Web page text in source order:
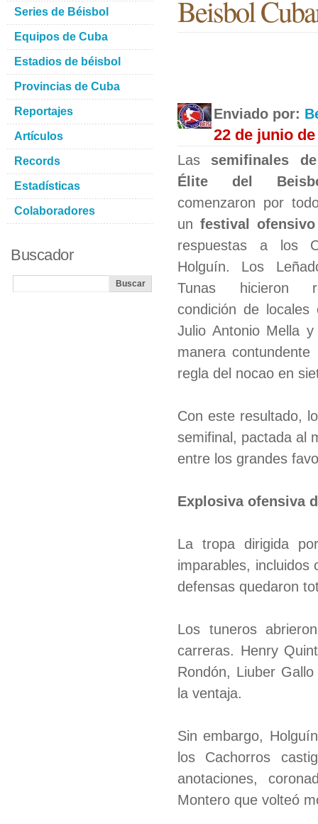
Beisbol
Enviado por:
22 de junio de
Las semifinales
Élite del
comenzaron por
un festival ofensivo
respuestas a los
Holguín. Los
Tunas hicieron
condición de locales
Julio Antonio Mella
manera
regla del nocao en
Con este resultado,
semifinal, pactada al
entre los grandes
Explosiva ofensiva
La tropa dirigida
imparables, incluidos
defensas quedaron
Los tuneros
carreras. Henry
Rondón, Liuber
la ventaja.
Sin embargo,
los Cachorros
anotaciones,
Montero que volteó
Series de Béisbol
Equipos de Cuba
Estadios de béisbol
Provincias de Cuba
Reportajes
Artículos
Records
Estadísticas
Colaboradores
Buscador